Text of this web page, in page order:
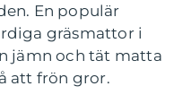
En populär
gräsmattor i
jämn och tät matta
att frön gror.